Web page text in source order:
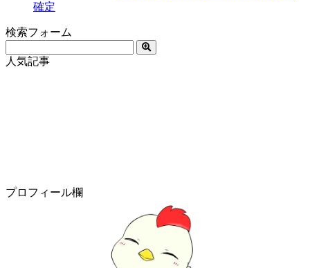
確定
検索フォーム
人気記事
プロフィール欄